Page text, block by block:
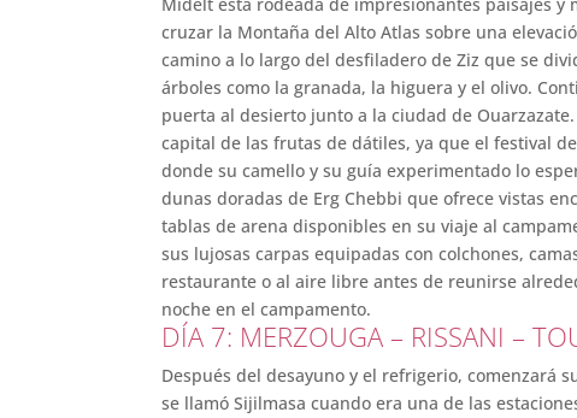
Midelt está rodeada de impresionantes paisajes y
cruzar la Montaña del Alto Atlas sobre una
camino a lo largo del desfiladero de Ziz que se
árboles como la granada, la higuera y el olivo.
puerta al desierto junto a la ciudad de
capital de las frutas de dátiles, ya que el festival
donde su camello y su guía experimentado lo
dunas doradas de Erg Chebbi que ofrece vistas
tablas de arena disponibles en su viaje al
sus lujosas carpas equipadas con colchones,
restaurante o al aire libre antes de reunirse
noche en el campamento.
DÍA 7: MERZOUGA – RISSANI –
Después del desayuno y el refrigerio, comenzará
se llamó Sijilmasa cuando era una de las